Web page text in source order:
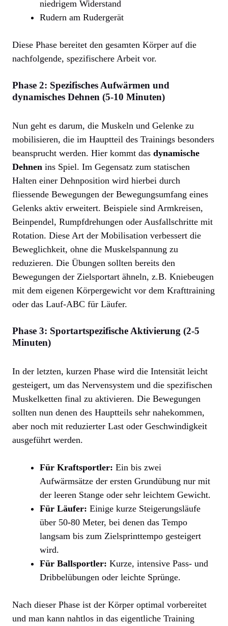
niedrigem Widerstand
Rudern am Rudergerät
Diese Phase bereitet den gesamten Körper auf die
nachfolgende, spezifischere Arbeit vor.
Phase 2: Spezifisches Aufwärmen und
dynamisches Dehnen (5-10 Minuten)
Nun geht es darum, die Muskeln und Gelenke zu
mobilisieren, die im Hauptteil des Trainings besonders
beansprucht werden. Hier kommt das dynamische
Dehnen ins Spiel. Im Gegensatz zum statischen
Halten einer Dehnposition wird hierbei durch
fliessende Bewegungen der Bewegungsumfang eines
Gelenks aktiv erweitert. Beispiele sind Armkreisen,
Beinpendel, Rumpfdrehungen oder Ausfallschritte mit
Rotation. Diese Art der Mobilisation verbessert die
Beweglichkeit, ohne die Muskelspannung zu
reduzieren. Die Übungen sollten bereits den
Bewegungen der Zielsportart ähneln, z.B. Kniebeugen
mit dem eigenen Körpergewicht vor dem Krafttraining
oder das Lauf-ABC für Läufer.
Phase 3: Sportartspezifische Aktivierung (2-5
Minuten)
In der letzten, kurzen Phase wird die Intensität leicht
gesteigert, um das Nervensystem und die spezifischen
Muskelketten final zu aktivieren. Die Bewegungen
sollten nun denen des Hauptteils sehr nahekommen,
aber noch mit reduzierter Last oder Geschwindigkeit
ausgeführt werden.
Für Kraftsportler: Ein bis zwei
Aufwärmsätze der ersten Grundübung nur mit
der leeren Stange oder sehr leichtem Gewicht.
Für Läufer: Einige kurze Steigerungsläufe
über 50-80 Meter, bei denen das Tempo
langsam bis zum Zielsprinttempo gesteigert
wird.
Für Ballsportler: Kurze, intensive Pass- und
Dribbelübungen oder leichte Sprünge.
Nach dieser Phase ist der Körper optimal vorbereitet
und man kann nahtlos in das eigentliche Training